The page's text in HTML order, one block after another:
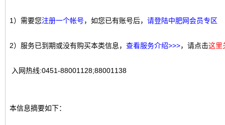
1）需要您注册一个帐号，如您已有账号后， 请登陆中肥网会员专区
2）服务已到期或没有购买本类信息， 查看服务介绍>>>，请点击这里
入网热线:0451-88001128;88001138
本信息摘要如下：